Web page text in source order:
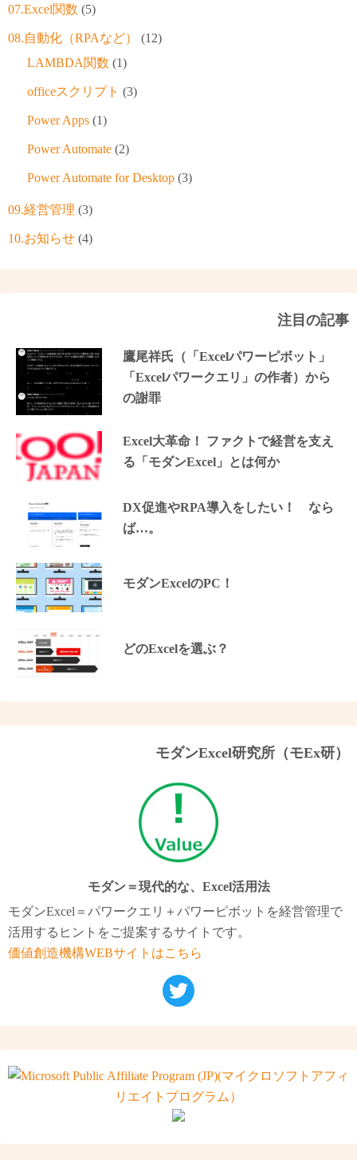
07.Excel関数 (5)
08.自動化（RPAなど）
(12)
LAMBDA関数 (1)
officeスクリプト (3)
Power Apps (1)
Power Automate (2)
Power Automate for Desktop (3)
09.経営管理 (3)
10.お知らせ (4)
注目の記事
鷹尾祥氏（「Excelパワーピボット」
「Excelパワークエリ」の作者）から
の謝罪
Excel大革命！ ファクトで経営を支え
る「モダンExcel」とは何か
DX促進やRPA導入をしたい！ なら
ば…。
モダンExcelのPC！
どのExcelを選ぶ？
モダンExcel研究所（モEx研）
モダン＝現代的な、Excel活用法
モダンExcel＝パワークエリ＋パワーピボットを経営管理で
活用するヒントをご提案するサイトです。
価値創造機構WEBサイトはこちら